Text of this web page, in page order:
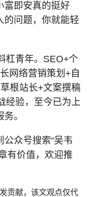
富即安真的挺好
的问题，你就能轻
杠青年。SEO+个
网络营销策划+自
根站长+文案撰稿
经验，至今已为上
。
众号搜索“吴韦
有价值，欢迎推
贡献，该文观点仅代